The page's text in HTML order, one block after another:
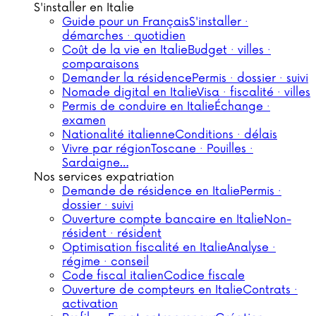
S'installer en Italie
Guide pour un FrançaisS'installer ·
démarches · quotidien
Coût de la vie en ItalieBudget · villes ·
comparaisons
Demander la résidencePermis · dossier · suivi
Nomade digital en ItalieVisa · fiscalité · villes
Permis de conduire en ItalieÉchange ·
examen
Nationalité italienneConditions · délais
Vivre par régionToscane · Pouilles ·
Sardaigne…
Nos services expatriation
Demande de résidence en ItaliePermis ·
dossier · suivi
Ouverture compte bancaire en ItalieNon-
résident · résident
Optimisation fiscalité en ItalieAnalyse ·
régime · conseil
Code fiscal italienCodice fiscale
Ouverture de compteurs en ItalieContrats ·
activation